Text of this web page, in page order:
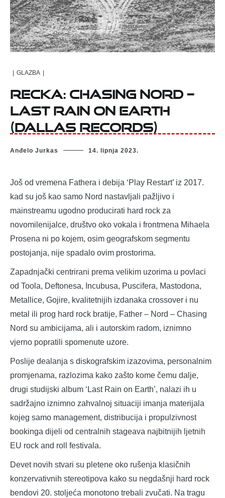
| GLAZBA |
RECKA: CHASING NORD –
Last Rain On Earth
(Dallas Records)
Anđelo Jurkas 14. lipnja 2023.
Još od vremena Fathera i debija ‘Play Restart’ iz 2017.
kad su još kao samo Nord nastavljali pažljivo i
mainstreamu ugodno producirati hard rock za
novomilenijalce, društvo oko vokala i frontmena Mihaela
Prosena ni po kojem, osim geografskom segmentu
postojanja, nije spadalo ovim prostorima.
Zapadnjački centrirani prema velikim uzorima u povlaci
od Toola, Deftonesa, Incubusa, Puscifera, Mastodona,
Metallice, Gojire, kvalitetnijih izdanaka crossover i nu
metal ili prog hard rock bratije, Father – Nord – Chasing
Nord su ambicijama, ali i autorskim radom, iznimno
vjerno popratili spomenute uzore.
Poslije dealanja s diskografskim izazovima, personalnim
promjenama, razlozima kako zašto kome čemu dalje,
drugi studijski album ‘Last Rain on Earth’, nalazi ih u
sadržajno iznimno zahvalnoj situaciji imanja materijala
kojeg samo management, distribucija i propulzivnost
bookinga dijeli od centralnih stageava najbitnijih ljetnih
EU rock and roll festivala.
Devet novih stvari su pletene oko rušenja klasičnih
konzervativnih stereotipova kako su negdašnji hard rock
bendovi 20. stoljeća monotono trebali zvučati. Na tragu